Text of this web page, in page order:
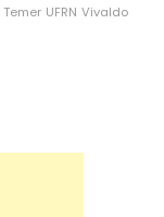
Temer UFRN Vivaldo